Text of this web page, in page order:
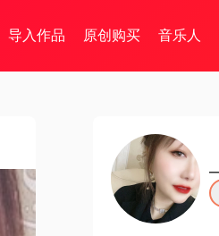
导入作品 原创购买 音乐人